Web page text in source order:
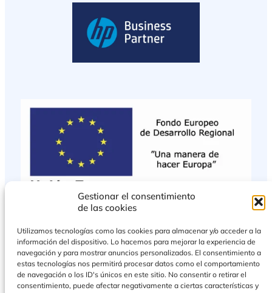
Gestionar el consentimiento
de las cookies
Utilizamos tecnologías como las cookies para almacenar y/o acceder a la
información del dispositivo. Lo hacemos para mejorar la experiencia de
navegación y para mostrar anuncios personalizados. El consentimiento a
estas tecnologías nos permitirá procesar datos como el comportamiento
de navegación o los ID's únicos en este sitio. No consentir o retirar el
consentimiento, puede afectar negativamente a ciertas características y